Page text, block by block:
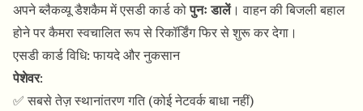
अपने ब्लैकव्यू डैशकैम में एसडी कार्ड कोपुनः डालें। वाहन की बिजली बहाल
होने पर कैमरा स्वचालित रूप से रिकॉर्डिंग फिर से शुरू कर देगा।
एसडी कार्ड विधि: फायदे और नुकसान
पेशेवर:
✅ सबसे तेज़ स्थानांतरण गति (कोई नेटवर्क बाधा नहीं)